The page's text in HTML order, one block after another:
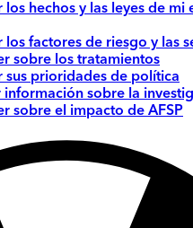
hechos y las leyes de mi
factores de riesgo y las
sobre los tratamientos
sus prioridades de política
sobre la
sobre el impacto de AFSP